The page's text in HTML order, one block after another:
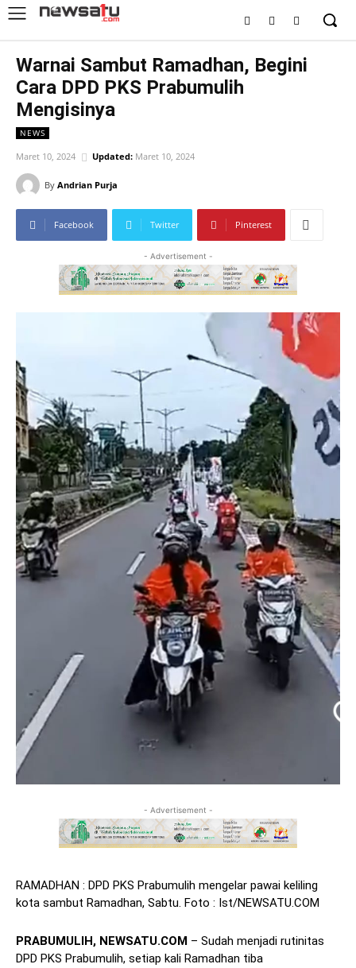
Warnai Sambut Ramadhan, Begini
Cara DPD PKS Prabumulih
Mengisinya
NEWS
Maret 10, 2024 Updated: Maret 10, 2024
By Andrian Purja
Facebook Twitter Pinterest
- Advertisement -
- Advertisement -
RAMADHAN : DPD PKS Prabumulih mengelar pawai keliling
kota sambut Ramadhan, Sabtu. Foto : Ist/NEWSATU.COM
PRABUMULIH, NEWSATU.COM – Sudah menjadi rutinitas
DPD PKS Prabumulih, setiap kali Ramadhan tiba